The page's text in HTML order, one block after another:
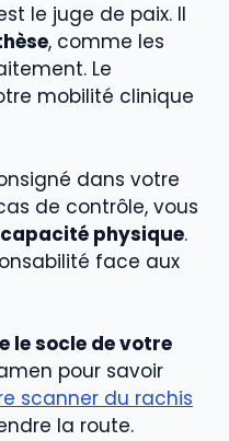
le juge de paix. Il
, comme les
Le
mobilité clinique
dans votre
de contrôle, vous
physique.
face aux
le socle de votre
pour savoir
scanner du rachis
la route.